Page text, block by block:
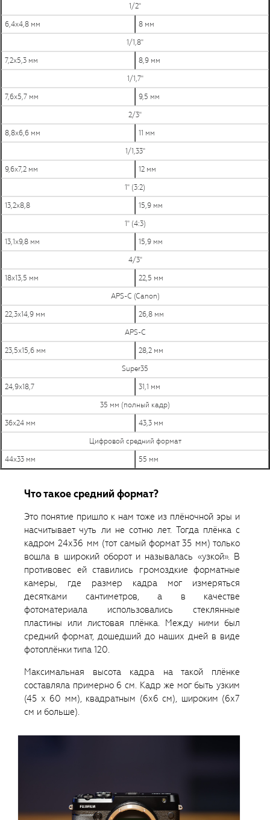
1/2"
6,4х4,8 мм
8 мм
1/1,8"
7,2х5,3 мм
8,9 мм
1/1,7"
7,6х5,7 мм
9,5 мм
2/3"
8,8х6,6 мм
11 мм
1/1,33"
9,6х7,2 мм
12 мм
1" (3:2)
13,2х8,8
15,9 мм
1" (4:3)
13,1х9,8 мм
15,9 мм
4/3"
18х13,5 мм
22,5 мм
APS-C (Canon)
22,3х14,9 мм
26,8 мм
APS-C
23,5х15,6 мм
28,2 мм
Super35
24,9х18,7
31,1 мм
35 мм (полный кадр)
36х24 мм
43,3 мм
Цифровой средний формат
44х33 мм
55 мм
Что такое средний формат?
Это понятие пришло к нам тоже из плёночной эры и
насчитывает чуть ли не сотню лет. Тогда плёнка с
кадром 24х36 мм (тот самый формат 35 мм) только
вошла в широкий оборот и называлась «узкой». В
противовес ей ставились громоздкие форматные
камеры, где размер кадра мог измеряться
десятками сантиметров, а в качестве
фотоматериала использовались стеклянные
пластины или листовая плёнка. Между ними был
средний формат, дошедший до наших дней в виде
фотоплёнки типа 120.
Максимальная высота кадра на такой плёнке
составляла примерно 6 см. Кадр же мог быть узким
(45 х 60 мм), квадратным (6х6 см), широким (6х7
см и больше).